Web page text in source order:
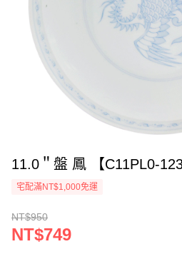
11.0＂盤 鳳 【C11PL0-123
宅配滿NT$1,000免運
NT$950
NT$749